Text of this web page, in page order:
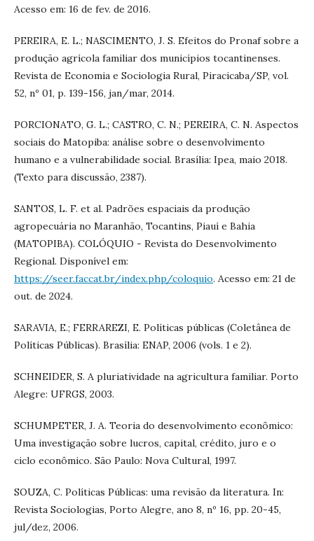
Acesso em: 16 de fev. de 2016.
PEREIRA, E. L.; NASCIMENTO, J. S. Efeitos do Pronaf sobre a
produção agrícola familiar dos municípios tocantinenses.
Revista de Economia e Sociologia Rural, Piracicaba/SP, vol.
52, nº 01, p. 139-156, jan/mar, 2014.
PORCIONATO, G. L.; CASTRO, C. N.; PEREIRA, C. N. Aspectos
sociais do Matopiba: análise sobre o desenvolvimento
humano e a vulnerabilidade social. Brasília: Ipea, maio 2018.
(Texto para discussão, 2387).
SANTOS, L. F. et al. Padrões espaciais da produção
agropecuária no Maranhão, Tocantins, Piauí e Bahia
(MATOPIBA). COLÓQUIO - Revista do Desenvolvimento
Regional. Disponível em:
https://seer.faccat.br/index.php/coloquio. Acesso em: 21 de
out. de 2024.
SARAVIA, E.; FERRAREZI, E. Políticas públicas (Coletânea de
Políticas Públicas). Brasília: ENAP, 2006 (vols. 1 e 2).
SCHNEIDER, S. A pluriatividade na agricultura familiar. Porto
Alegre: UFRGS, 2003.
SCHUMPETER, J. A. Teoria do desenvolvimento econômico:
Uma investigação sobre lucros, capital, crédito, juro e o
ciclo econômico. São Paulo: Nova Cultural, 1997.
SOUZA, C. Políticas Públicas: uma revisão da literatura. In:
Revista Sociologias, Porto Alegre, ano 8, nº 16, pp. 20-45,
jul/dez, 2006.